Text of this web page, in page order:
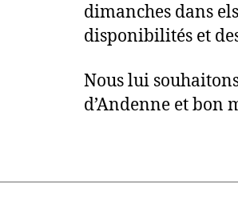
dimanches dans
disponibilités et
Nous lui
d’Andenne et bon